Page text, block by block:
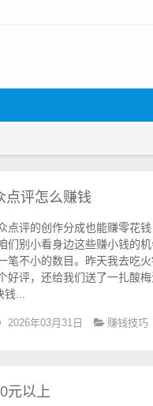
点评怎么赚钱
点评的创作分成也能赚零花
们别小看身边这些赚小钱的
笔不小的数目。昨天我去吃
好评，还给我们送了一扎酸
...
2026年03月31日 赚钱技巧
元以上